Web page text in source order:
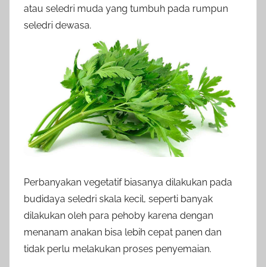
atau seledri muda yang tumbuh pada rumpun
seledri dewasa.
Perbanyakan vegetatif biasanya dilakukan pada
budidaya seledri skala kecil, seperti banyak
dilakukan oleh para pehoby karena dengan
menanam anakan bisa lebih cepat panen dan
tidak perlu melakukan proses penyemaian.